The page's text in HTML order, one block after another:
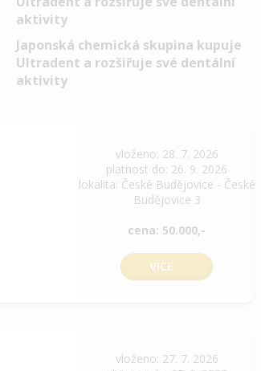
Japonská chemická skupina kupuje
Ultradent a rozšiřuje své dentální
aktivity
vloženo: 28. 7. 2026
platnost do: 26. 9. 2026
lokalita: České Budějovice - České
Budějovice 3
cena: 50.000,-
VÍCE
vloženo: 27. 7. 2026